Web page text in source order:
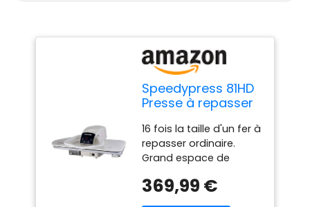
Speedypress 81HD
Presse à repasser
professionnelle
ultra résistante
Blanc 81 cm (+
embout de fer
gratuit, filtre à eau
16 fois la taille d'un fer à
repasser ordinaire.
Grand espace de
vêtements
369,99 €